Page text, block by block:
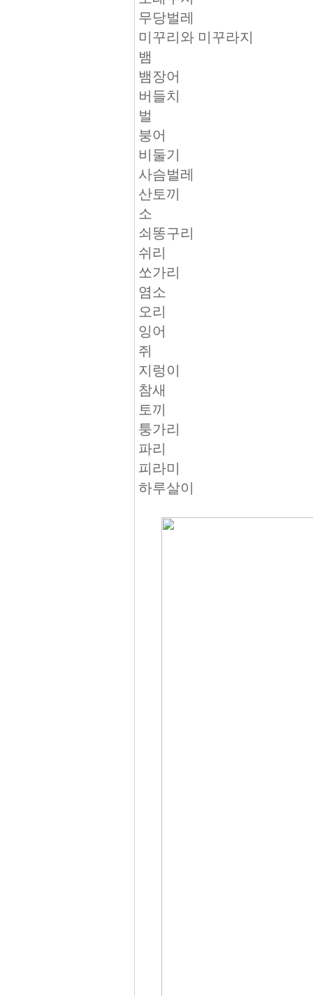
무당벌레
미꾸리와 미꾸라지
뱀
뱀장어
버들치
벌
붕어
비둘기
사슴벌레
산토끼
소
쇠똥구리
쉬리
쏘가리
염소
오리
잉어
쥐
지렁이
참새
토끼
퉁가리
파리
피라미
하루살이